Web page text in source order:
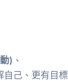
) 、
自己、更有目標